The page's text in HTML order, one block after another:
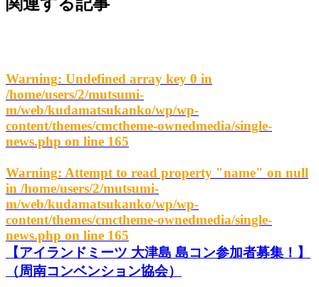
関連する記事
Warning: Undefined array key 0 in
/home/users/2/mutsumi-
m/web/kudamatsukanko/wp/wp-
content/themes/cmctheme-ownedmedia/single-
news.php on line 165
Warning: Attempt to read property "name" on null
in /home/users/2/mutsumi-
m/web/kudamatsukanko/wp/wp-
content/themes/cmctheme-ownedmedia/single-
news.php on line 165
【アイランドミーツ 大津島 島コン参加者募集！】
（周南コンベンション協会）